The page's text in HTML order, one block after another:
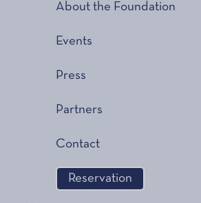
About the Foundation
Events
Press
Partners
Contact
Reservation